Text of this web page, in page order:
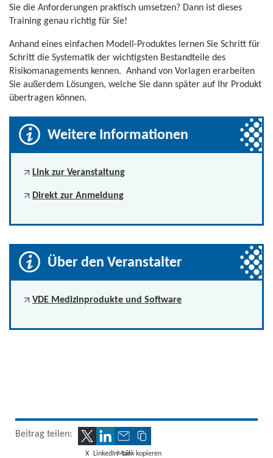
Sie die Anforderungen praktisch umsetzen? Dann ist dieses
Training genau richtig für Sie!
Anhand eines einfachen Modell-Produktes lernen Sie Schritt für
Schritt die Systematik der wichtigsten Bestandteile des
Risikomanagements kennen. Anhand von Vorlagen erarbeiten
Sie außerdem Lösungen, welche Sie dann später auf Ihr Produkt
übertragen können.
Weitere Informationen
Link zur Veranstaltung
Direkt zur Anmeldung
Über den Veranstalter
VDE Medizinprodukte und Software
Beitrag teilen:
X LinkedInMailLink kopieren